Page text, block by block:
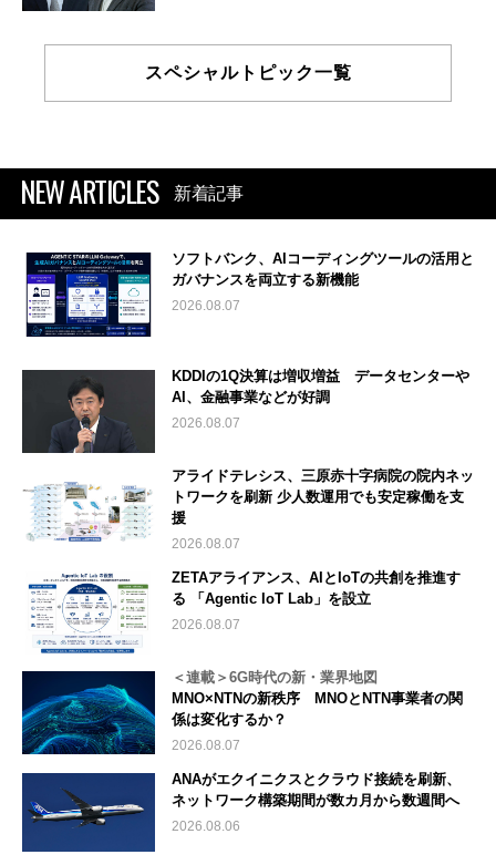
スペシャルトピック一覧
NEW ARTICLES 新着記事
ソフトバンク、AIコーディングツールの活用と
ガバナンスを両立する新機能
2026.08.07
KDDIの1Q決算は増収増益 データセンターや
AI、金融事業などが好調
2026.08.07
アライドテレシス、三原赤十字病院の院内ネッ
トワークを刷新 少人数運用でも安定稼働を支
援
2026.08.07
ZETAアライアンス、AIとIoTの共創を推進す
る 「Agentic IoT Lab」を設立
2026.08.07
＜連載＞6G時代の新・業界地図
MNO×NTNの新秩序 MNOとNTN事業者の関
係は変化するか？
2026.08.07
ANAがエクイニクスとクラウド接続を刷新、
ネットワーク構築期間が数カ月から数週間へ
2026.08.06